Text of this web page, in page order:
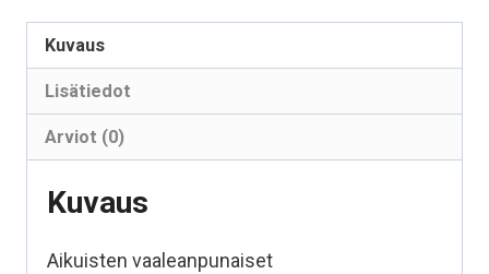
Kuvaus
Lisätiedot
Arviot (0)
Kuvaus
Aikuisten vaaleanpunaiset